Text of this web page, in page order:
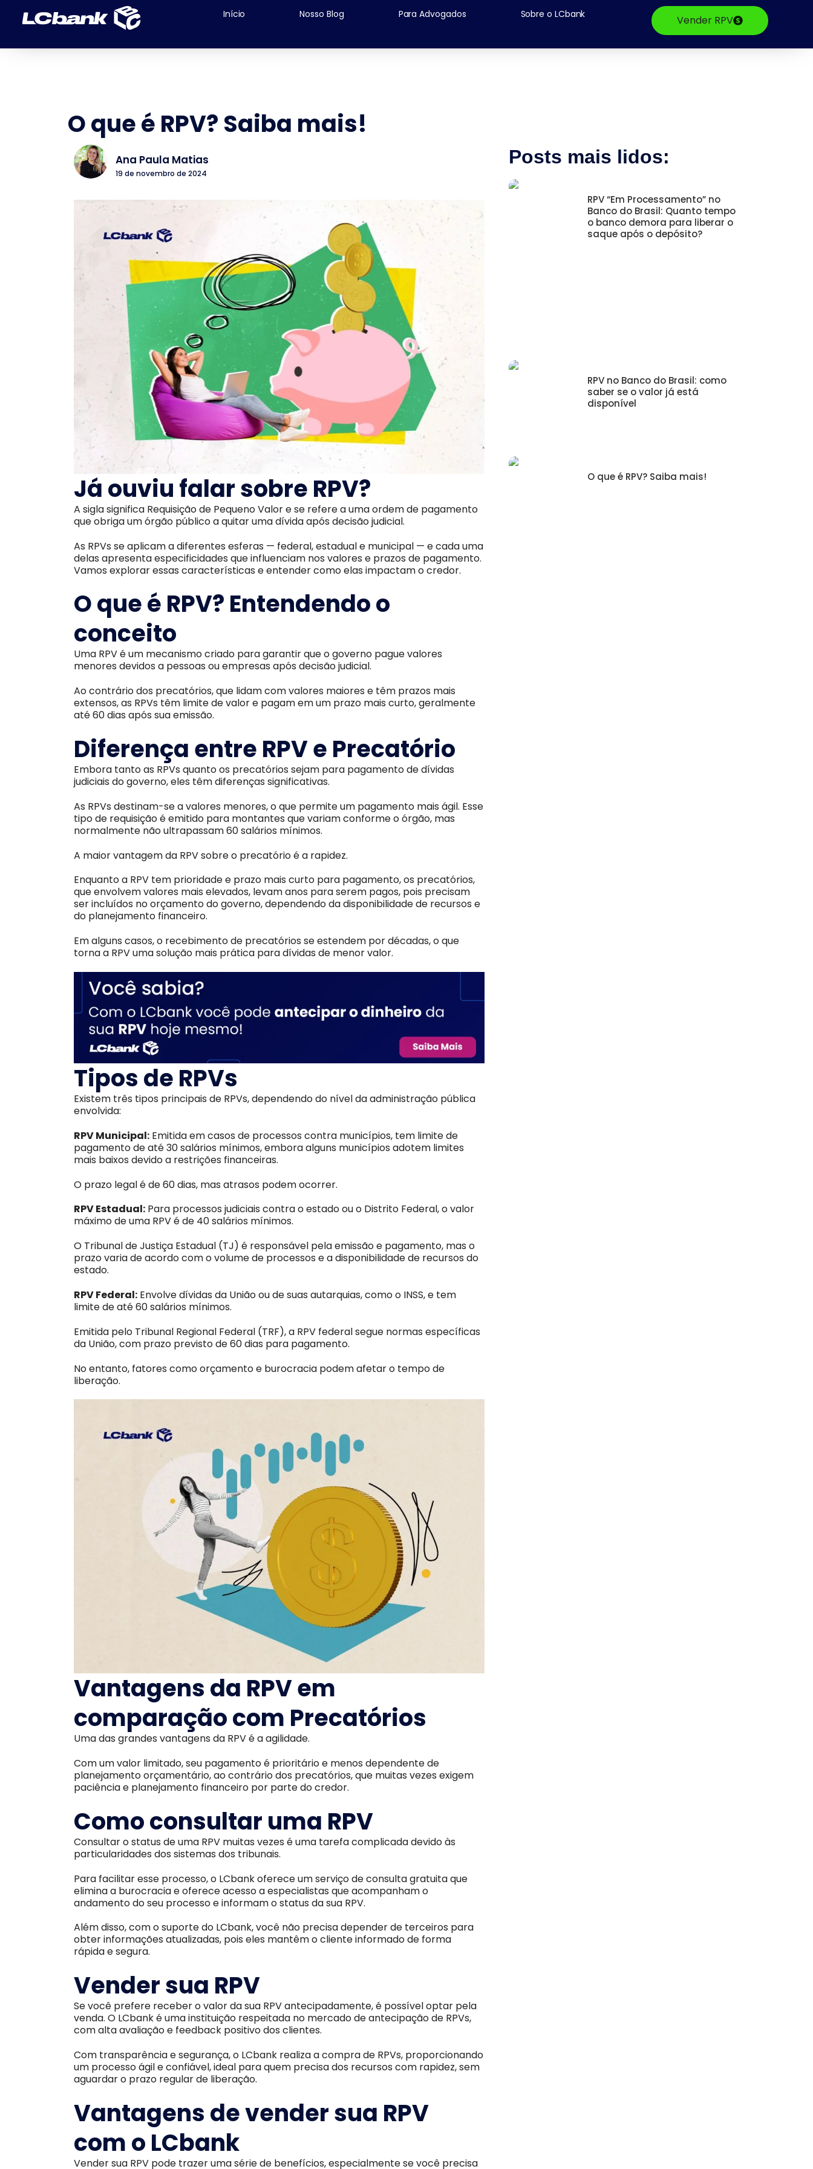
Início Nosso Blog Para Advogados Sobre o LCbank Vender RPV
Posts mais lidos:
RPV “Em Processamento” no
Banco do Brasil: Quanto tempo
o banco demora para liberar o
saque após o depósito?
RPV no Banco do Brasil: como
saber se o valor já está
disponível
O que é RPV? Saiba mais!
O que é RPV? Saiba mais!
Ana Paula Matias
19 de novembro de 2024
Já ouviu falar sobre RPV?
A sigla significa Requisição de Pequeno Valor e se refere a uma ordem de pagamento
que obriga um órgão público a quitar uma dívida após decisão judicial.
As RPVs se aplicam a diferentes esferas — federal, estadual e municipal — e cada uma
delas apresenta especificidades que influenciam nos valores e prazos de pagamento.
Vamos explorar essas características e entender como elas impactam o credor.
O que é RPV? Entendendo o
conceito
Uma RPV é um mecanismo criado para garantir que o governo pague valores
menores devidos a pessoas ou empresas após decisão judicial.
Ao contrário dos precatórios, que lidam com valores maiores e têm prazos mais
extensos, as RPVs têm limite de valor e pagam em um prazo mais curto, geralmente
até 60 dias após sua emissão.
Diferença entre RPV e Precatório
Embora tanto as RPVs quanto os precatórios sejam para pagamento de dívidas
judiciais do governo, eles têm diferenças significativas.
As RPVs destinam-se a valores menores, o que permite um pagamento mais ágil. Esse
tipo de requisição é emitido para montantes que variam conforme o órgão, mas
normalmente não ultrapassam 60 salários mínimos.
A maior vantagem da RPV sobre o precatório é a rapidez.
Enquanto a RPV tem prioridade e prazo mais curto para pagamento, os precatórios,
que envolvem valores mais elevados, levam anos para serem pagos, pois precisam
ser incluídos no orçamento do governo, dependendo da disponibilidade de recursos e
do planejamento financeiro.
Em alguns casos, o recebimento de precatórios se estendem por décadas, o que
torna a RPV uma solução mais prática para dívidas de menor valor.
Tipos de RPVs
Existem três tipos principais de RPVs, dependendo do nível da administração pública
envolvida:
RPV Municipal: Emitida em casos de processos contra municípios, tem limite de
pagamento de até 30 salários mínimos, embora alguns municípios adotem limites
mais baixos devido a restrições financeiras.
O prazo legal é de 60 dias, mas atrasos podem ocorrer.
RPV Estadual: Para processos judiciais contra o estado ou o Distrito Federal, o valor
máximo de uma RPV é de 40 salários mínimos.
O Tribunal de Justiça Estadual (TJ) é responsável pela emissão e pagamento, mas o
prazo varia de acordo com o volume de processos e a disponibilidade de recursos do
estado.
RPV Federal: Envolve dívidas da União ou de suas autarquias, como o INSS, e tem
limite de até 60 salários mínimos.
Emitida pelo Tribunal Regional Federal (TRF), a RPV federal segue normas específicas
da União, com prazo previsto de 60 dias para pagamento.
No entanto, fatores como orçamento e burocracia podem afetar o tempo de
liberação.
Vantagens da RPV em
comparação com Precatórios
Uma das grandes vantagens da RPV é a agilidade.
Com um valor limitado, seu pagamento é prioritário e menos dependente de
planejamento orçamentário, ao contrário dos precatórios, que muitas vezes exigem
paciência e planejamento financeiro por parte do credor.
Como consultar uma RPV
Consultar o status de uma RPV muitas vezes é uma tarefa complicada devido às
particularidades dos sistemas dos tribunais.
Para facilitar esse processo, o LCbank oferece um serviço de consulta gratuita que
elimina a burocracia e oferece acesso a especialistas que acompanham o
andamento do seu processo e informam o status da sua RPV.
Além disso, com o suporte do LCbank, você não precisa depender de terceiros para
obter informações atualizadas, pois eles mantêm o cliente informado de forma
rápida e segura.
Vender sua RPV
Se você prefere receber o valor da sua RPV antecipadamente, é possível optar pela
venda. O LCbank é uma instituição respeitada no mercado de antecipação de RPVs,
com alta avaliação e feedback positivo dos clientes.
Com transparência e segurança, o LCbank realiza a compra de RPVs, proporcionando
um processo ágil e confiável, ideal para quem precisa dos recursos com rapidez, sem
aguardar o prazo regular de liberação.
Vantagens de vender sua RPV
com o LCbank
Vender sua RPV pode trazer uma série de benefícios, especialmente se você precisa